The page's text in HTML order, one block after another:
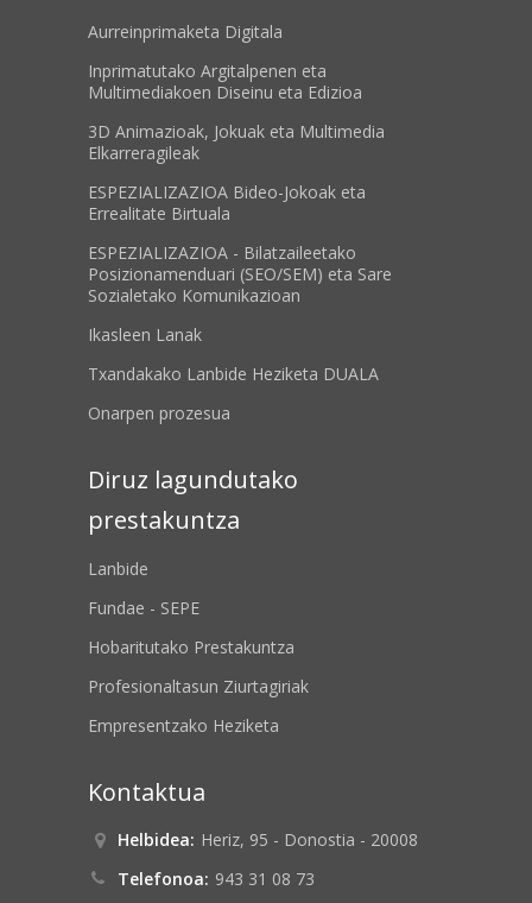
Aurreinprimaketa Digitala
Inprimatutako Argitalpenen eta
Multimediakoen Diseinu eta Edizioa
3D Animazioak, Jokuak eta Multimedia
Elkarreragileak
ESPEZIALIZAZIOA Bideo-Jokoak eta
Errealitate Birtuala
ESPEZIALIZAZIOA - Bilatzaileetako
Posizionamenduari (SEO/SEM) eta Sare
Sozialetako Komunikazioan
Ikasleen Lanak
Txandakako Lanbide Heziketa DUALA
Onarpen prozesua
Diruz lagundutako
prestakuntza
Lanbide
Fundae - SEPE
Hobaritutako Prestakuntza
Profesionaltasun Ziurtagiriak
Empresentzako Heziketa
Kontaktua
Helbidea: Heriz, 95 - Donostia - 20008
Telefonoa: 943 31 08 73